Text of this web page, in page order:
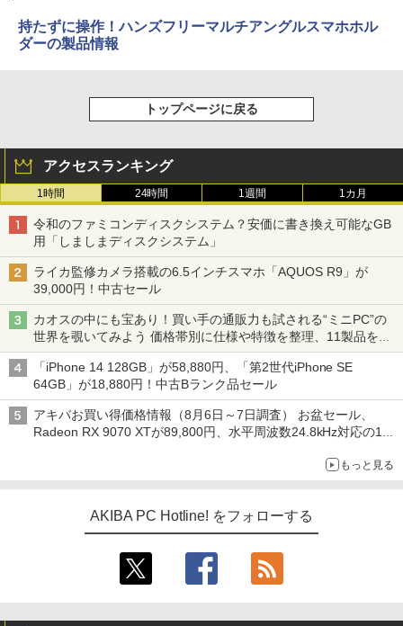
持たずに操作！ハンズフリーマルチアングルスマホホル
ダーの製品情報
トップページに戻る
アクセスランキング
1時間 24時間 1週間 1カ月
令和のファミコンディスクシステム？安価に書き換え可能なGB
用「しましまディスクシステム」
ライカ監修カメラ搭載の6.5インチスマホ「AQUOS R9」が
39,000円！中古セール
カオスの中にも宝あり！買い手の通販力も試される“ミニPC”の
世界を覗いてみよう 価格帯別に仕様や特徴を整理、11製品をピ
ックアップ text by 石川 ひさよし
「iPhone 14 128GB」が58,880円、「第2世代iPhone SE
64GB」が18,880円！中古Bランク品セール
アキバお買い得価格情報（8月6日～7日調査） お盆セール、
Radeon RX 9070 XTが89,800円、水平周波数24.8kHz対応の17
もっと見る
AKIBA PC Hotline! をフォローする